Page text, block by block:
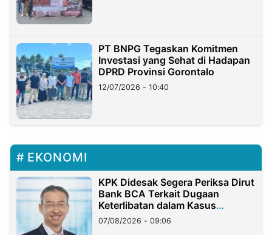
PT BNPG Tegaskan Komitmen
Investasi yang Sehat di Hadapan
DPRD Provinsi Gorontalo
12/07/2026 - 10:40
EKONOMI
KPK Didesak Segera Periksa Dirut
Bank BCA Terkait Dugaan
Keterlibatan dalam Kasus
Hilangnya Dana Nasabah Rp2,58
Miliar
07/08/2026 - 09:06